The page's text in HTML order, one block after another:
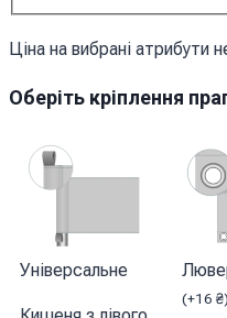
Ціна на вибрані атрибути
Оберіть кріплення
Універсальне
(+16₴)